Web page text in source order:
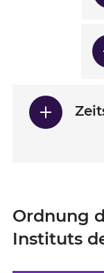
Ordnung
Instituts